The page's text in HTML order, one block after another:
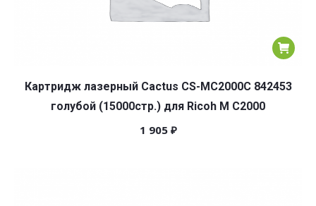
Картридж лазерный Cactus CS-MC2000C 842453
голубой (15000стр.) для Ricoh M C2000
1 905 ₽